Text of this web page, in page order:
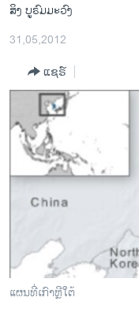
ຫາ
ຊອກ
ຄົ້ນ
ຂ່າວ​ຈີນ
ໂລກ
ເອເຊຍ
ອິດສະຫຼະພາບດ້ານການຂ່າວ
ຊີວິດຊາວລາວ
ຊຸມຊົນຊາວລາວ
ວິທະຍາສາດ-ເທັກໂນໂລຈີ
ພາສາອັງກິດ
ສິງ ບູຣົມມະວົງ
31,05,2012
ແຊຣ໌
ແຜນທີ່ເກົາຫຼີໃຕ້